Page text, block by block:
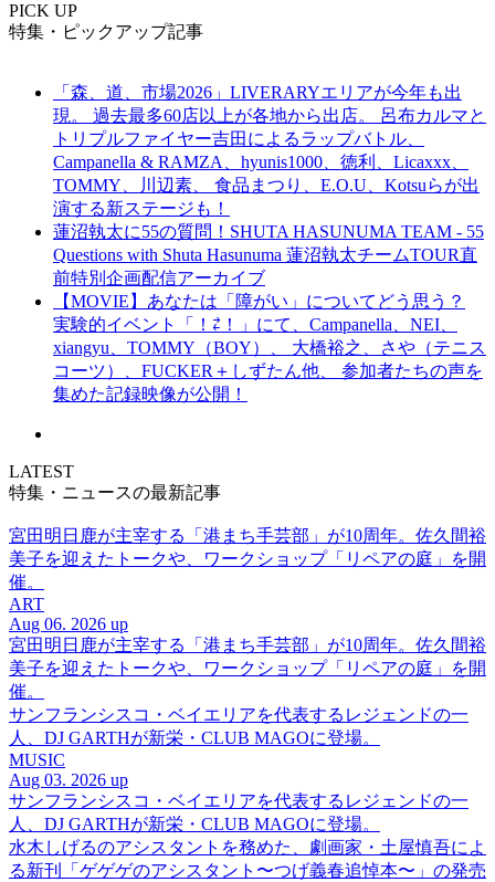
PICK UP
特集・ピックアップ記事
「森、道、市場2026」LIVERARYエリアが今年も出
現。 過去最多60店以上が各地から出店。 呂布カルマと
トリプルファイヤー吉田によるラップバトル、
Campanella & RAMZA、hyunis1000、徳利、Licaxxx、
TOMMY、川辺素、 食品まつり、E.O.U、Kotsuらが出
演する新ステージも！
蓮沼執太に55の質問！SHUTA HASUNUMA TEAM - 55
Questions with Shuta Hasunuma 蓮沼執太チームTOUR直
前特別企画配信アーカイブ
【MOVIE】あなたは「障がい」についてどう思う？
実験的イベント「！⇄！」にて、Campanella、NEI、
xiangyu、TOMMY（BOY）、 大橋裕之、さや（テニス
コーツ）、FUCKER＋しずたん他、 参加者たちの声を
集めた記録映像が公開！
LATEST
特集・ニュースの最新記事
宮田明日鹿が主宰する「港まち手芸部」が10周年。佐久間裕
美子を迎えたトークや、ワークショップ「リペアの庭」を開
催。
ART
Aug 06. 2026 up
宮田明日鹿が主宰する「港まち手芸部」が10周年。佐久間裕
美子を迎えたトークや、ワークショップ「リペアの庭」を開
催。
サンフランシスコ・ベイエリアを代表するレジェンドの一
人、DJ GARTHが新栄・CLUB MAGOに登場。
MUSIC
Aug 03. 2026 up
サンフランシスコ・ベイエリアを代表するレジェンドの一
人、DJ GARTHが新栄・CLUB MAGOに登場。
水木しげるのアシスタントを務めた、劇画家・土屋慎吾によ
る新刊「ゲゲゲのアシスタント〜つげ義春追悼本〜」の発売